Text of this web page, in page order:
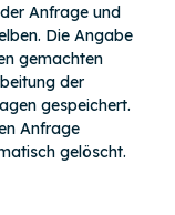
Anfrage und
Die Angabe
gemachten
der
gespeichert.
Anfrage
gelöscht.